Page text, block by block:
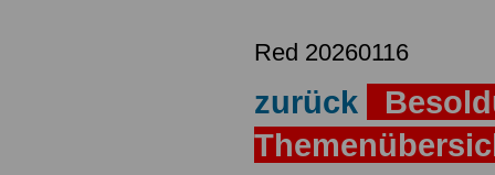
Red 20260116
zurück